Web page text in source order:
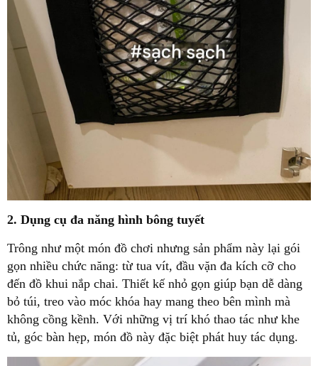
2. Dụng cụ đa năng hình bông tuyết
Trông như một món đồ chơi nhưng sản phẩm này lại gói
gọn nhiều chức năng: từ tua vít, đầu vặn đa kích cỡ cho
đến đồ khui nắp chai. Thiết kế nhỏ gọn giúp bạn dễ dàng
bỏ túi, treo vào móc khóa hay mang theo bên mình mà
không cồng kềnh. Với những vị trí khó thao tác như khe
tủ, góc bàn hẹp, món đồ này đặc biệt phát huy tác dụng.